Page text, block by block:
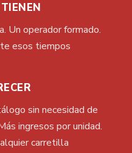
Un operador formado.
esos tiempos
sin necesidad de
ingresos por unidad.
carretilla